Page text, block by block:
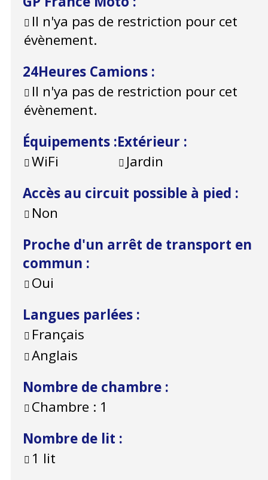
Il n'ya pas de restriction pour cet
évènement.
24Heures Camions :
Il n'ya pas de restriction pour cet
évènement.
Équipements :
WiFi
Extérieur :
Jardin
Accès au circuit possible à pied :
Non
Proche d'un arrêt de transport en
commun :
Oui
Langues parlées :
Français
Anglais
Nombre de chambre :
Chambre : 1
Nombre de lit :
1 lit